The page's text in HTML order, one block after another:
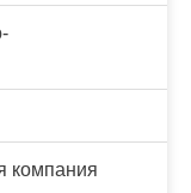
компания